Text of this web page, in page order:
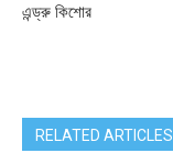
এন্ড্রু কিশোর
RELATED ARTICLES